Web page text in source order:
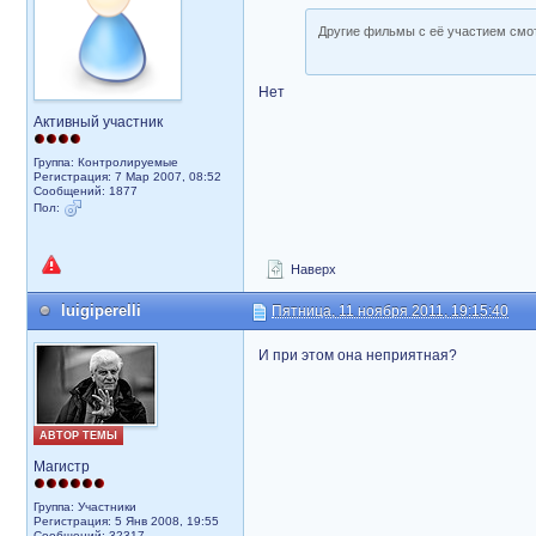
Активный участник
Группа: Контролируемые
Регистрация: 7 Мар 2007, 08:52
Сообщений: 1877
Пол:
Другие фильмы с её участием
Нет
Наверх
luigiperelli Пятница, 11 ноября 2011, 19:15:40
АВТОР ТЕМЫ
Магистр
Группа: Участники
Регистрация: 5 Янв 2008, 19:55
И при этом она неприятная?